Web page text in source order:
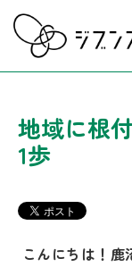
地域に根
1歩
こんにちは！